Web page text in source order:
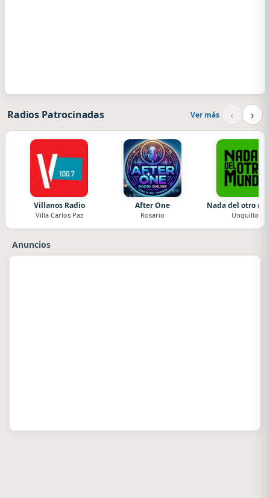
Radios Patrocinadas Ver más ‹ ›
Villanos Radio
Villa Carlos Paz
After One
Rosario
Nada del otro
Unquillo
Anuncios